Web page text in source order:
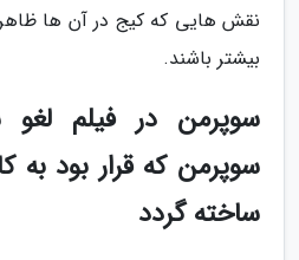
نقش هایی که کیج در آن ها
بیشتر باشند.
سوپرمن در فیلم
سوپرمن که قرار بود به
ساخته گردد